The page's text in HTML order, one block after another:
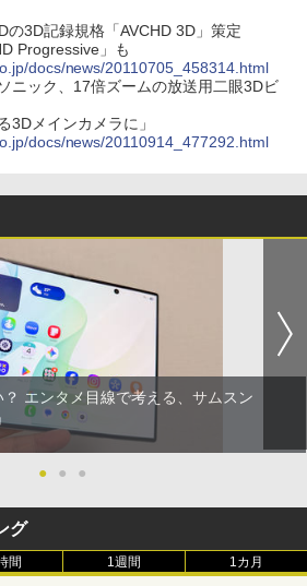
の3D記録規格「AVCHD 3D」策定
Progressive」も
docs/news/20110705_458314.html
ニック、17倍ズームの放送用二眼3Dビ
3Dメインカメラに」
docs/news/20110914_477292.html
エンタメ目線で考える、サムスン
● ● ●
グ
間 1週間 1カ月